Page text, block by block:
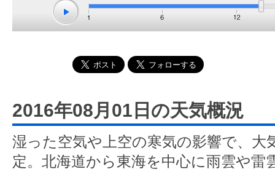
2016年08月01日の天気概況
湿った空気や上空の寒気の影響で、大
定。北海道から東海を中心に雨雲や雷